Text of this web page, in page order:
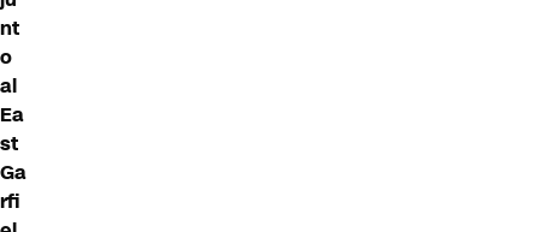
nt
o
al
Ea
st
Ga
rfi